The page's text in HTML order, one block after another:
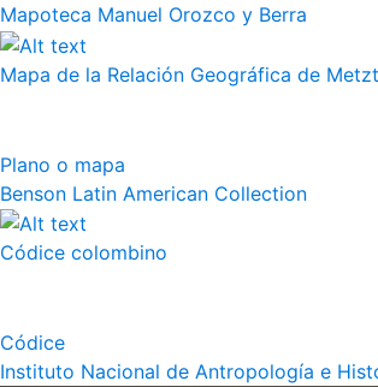
Mapoteca Manuel Orozco y Berra
Mapa de la Relación Geográfica de
Plano o mapa
Benson Latin American Collection
Códice colombino
Códice
Instituto Nacional de Antropología e